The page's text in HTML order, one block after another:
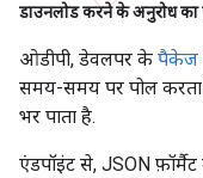
डाउनलोड करने के अनुरोध का
ओडीपी, डेवलपर के पैकेज
समय-समय पर पोल
भर पाता है.
एंडपॉइंट से, JSON फ़ॉर्मैट